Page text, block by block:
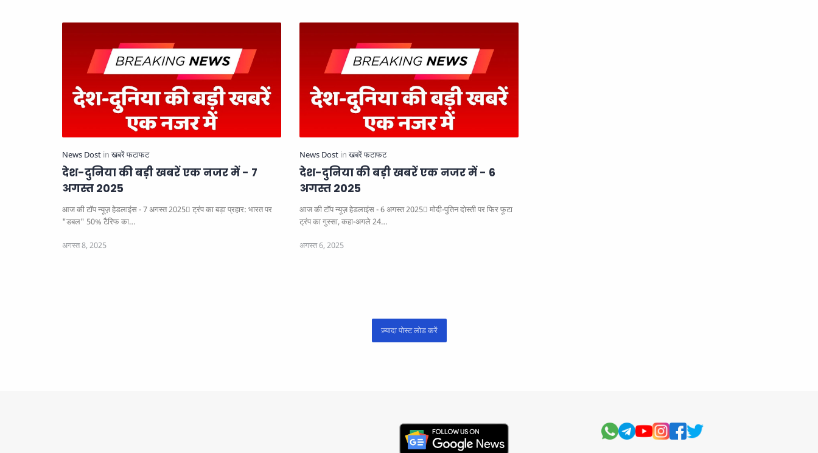
देश-दुनिया की बड़ी खबरें एक नजर में - 7
अगस्त 2025
आज की टॉप न्यूज़ हेडलाइंस - 7 अगस्त 2025
"डबल" 50% टैरिफ का…
देश-दुनिया की बड़ी खबरें एक नजर में - 6
अगस्त 2025
आज की टॉप न्यूज़ हेडलाइंस - 6 अगस्त 2025
ट्रंप का गुस्सा, कहा-अगले 24…